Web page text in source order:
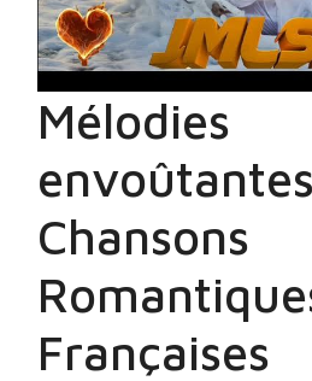
Mélodies
Chansons
Françaises